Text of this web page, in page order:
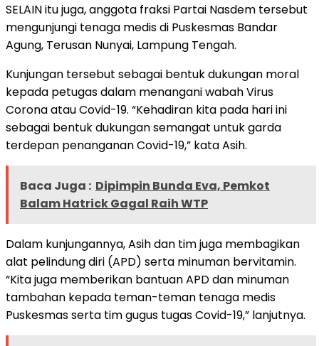
SELAIN itu juga, anggota fraksi Partai Nasdem tersebut
mengunjungi tenaga medis di Puskesmas Bandar
Agung, Terusan Nunyai, Lampung Tengah.
Kunjungan tersebut sebagai bentuk dukungan moral
kepada petugas dalam menangani wabah Virus
Corona atau Covid-19. “Kehadiran kita pada hari ini
sebagai bentuk dukungan semangat untuk garda
terdepan penanganan Covid-19,” kata Asih.
Baca Juga : Dipimpin Bunda Eva, Pemkot
Balam Hatrick Gagal Raih WTP
Dalam kunjungannya, Asih dan tim juga membagikan
alat pelindung diri (APD) serta minuman bervitamin.
“Kita juga memberikan bantuan APD dan minuman
tambahan kepada teman-teman tenaga medis
Puskesmas serta tim gugus tugas Covid-19,” lanjutnya.